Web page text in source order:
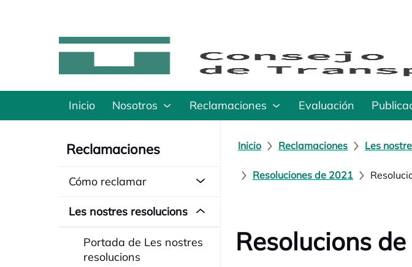
Inicio Nosotros Reclamaciones Evaluación
Reclamaciones
Cómo reclamar
Les nostres resolucions
Portada de Les nostres
resolucions
Inicio Reclamaciones Les
Resoluciones de 2021
Resolucions